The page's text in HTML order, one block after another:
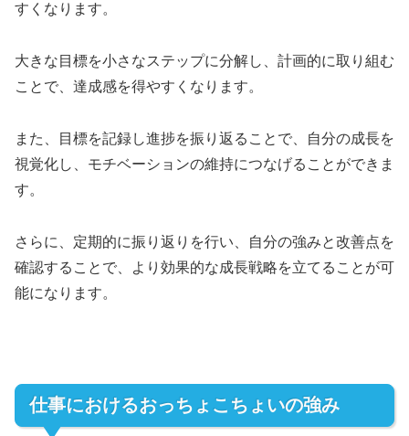
すくなります。
大きな目標を小さなステップに分解し、計画的に取り組む
ことで、達成感を得やすくなります。
また、目標を記録し進捗を振り返ることで、自分の成長を
視覚化し、モチベーションの維持につなげることができま
す。
さらに、定期的に振り返りを行い、自分の強みと改善点を
確認することで、より効果的な成長戦略を立てることが可
能になります。
仕事におけるおっちょこちょいの強み